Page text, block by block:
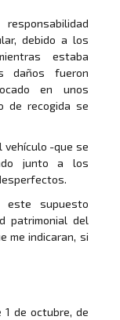
debido a los
estaba
daños fueron
en unos
de recogida se
vehículo -que se
junto a los
supuesto
patrimonial del
me indicaran, si
de octubre, de